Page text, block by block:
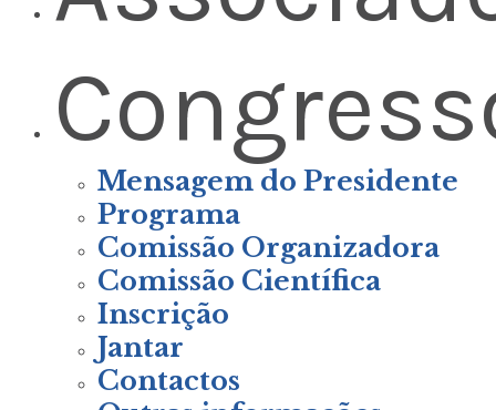
Mensagem do Presidente
Programa
Comissão Organizadora
Comissão Científica
Inscrição
Jantar
Contactos